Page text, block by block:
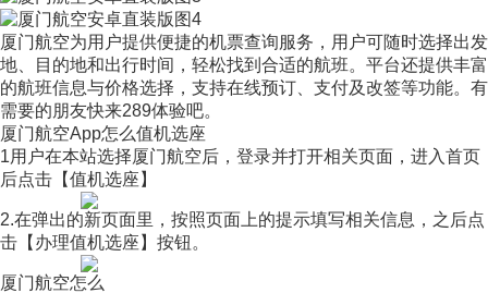
厦门航空为用户提供便捷的机票查询服务，用户可随时选择出发
地、目的地和出行时间，轻松找到合适的航班。平台还提供丰富
的航班信息与价格选择，支持在线预订、支付及改签等功能。有
需要的朋友快来289体验吧。
厦门航空App怎么值机选座
1用户在本站选择厦门航空后，登录并打开相关页面，进入首页
后点击【值机选座】
2.在弹出的新页面里，按照页面上的提示填写相关信息，之后点
击【办理值机选座】按钮。
厦门航空怎么